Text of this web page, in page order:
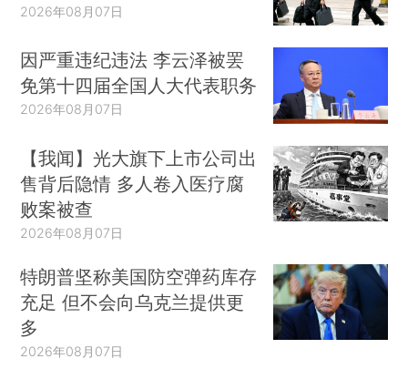
2026年08月07日
因严重违纪违法 李云泽被罢
免第十四届全国人大代表职务
2026年08月07日
【我闻】光大旗下上市公司出
售背后隐情 多人卷入医疗腐
败案被查
2026年08月07日
特朗普坚称美国防空弹药库存
充足 但不会向乌克兰提供更
多
2026年08月07日